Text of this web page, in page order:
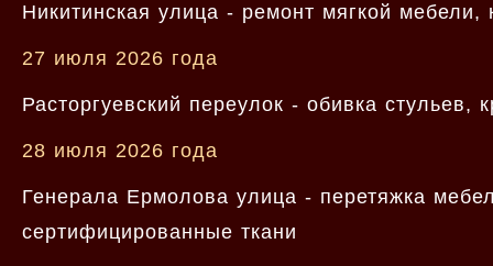
Никитинская улица - ремонт мягкой
27 июля 2026 года
Расторгуевский переулок - обивка
28 июля 2026 года
Генерала Ермолова улица - перетяжка
сертифицированные ткани